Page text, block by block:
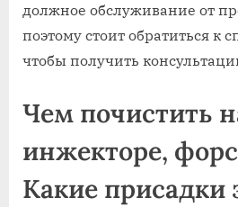
должное обслуживание от
поэтому стоит обратиться к
чтобы получить
Чем почистить
инжекторе,
Какие присадки